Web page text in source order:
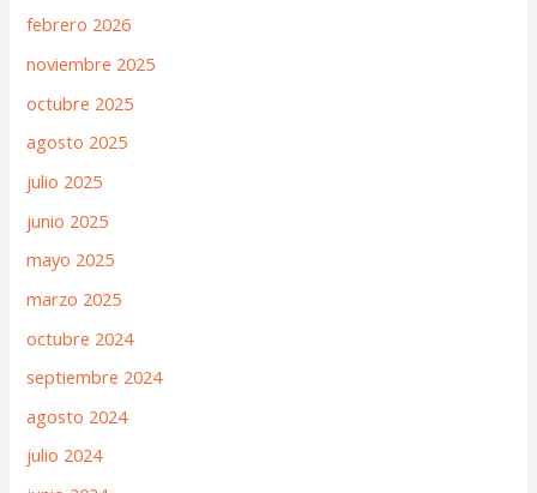
febrero 2026
noviembre 2025
octubre 2025
agosto 2025
julio 2025
junio 2025
mayo 2025
marzo 2025
octubre 2024
septiembre 2024
agosto 2024
julio 2024